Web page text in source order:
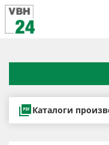
Каталоги